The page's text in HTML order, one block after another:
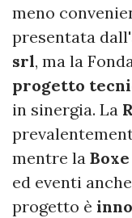
meno
presentata
srl, ma la
progetto
in sinergia. La
mentre la
ed eventi
progetto è